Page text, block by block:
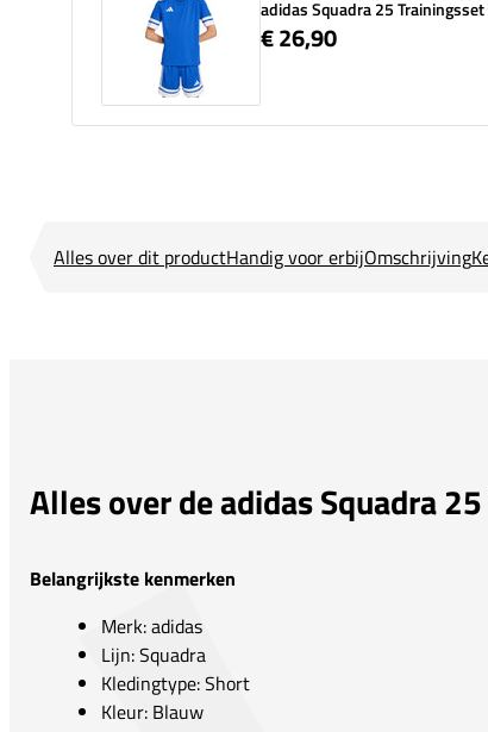
adidas Squadra 25 Trainingsset
€ 26,90
Alles over dit productHandig voor erbijOmschrijving
Alles over de adidas Squadra
Belangrijkste kenmerken
Merk: adidas
Lijn: Squadra
Kledingtype: Short
Kleur: Blauw